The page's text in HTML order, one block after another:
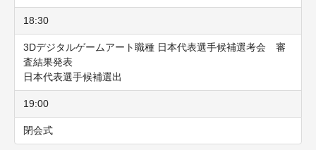
18:30
3Dデジタルゲームアート職種 日本代表選手候補選考会 審
査結果発表
日本代表選手候補選出
19:00
閉会式